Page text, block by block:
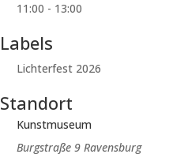
11:00 - 13:00
Labels
Lichterfest 2026
Standort
Kunstmuseum
Burgstraße 9 Ravensburg